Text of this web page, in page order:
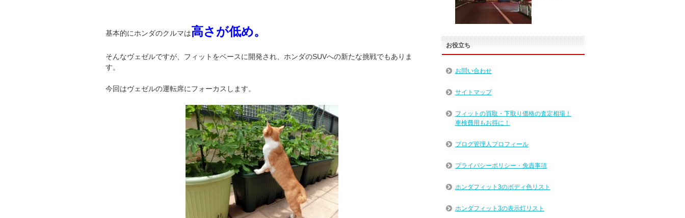
基本的にホンダのクルマは高さが低め。
そんなヴェゼルですが、フィットをベースに開発され、ホンダのSUVへの新たな挑戦でもありま
す。
今回はヴェゼルの運転席にフォーカスします。
お役立ち
お問い合わせ
サイトマップ
フィットの買取・下取り価格の査定相場！
車検費用もお得に！
ブログ管理人プロフィール
プライバシーポリシー・免責事項
ホンダフィット3のボディ色リスト
ホンダフィット3の表示灯リスト